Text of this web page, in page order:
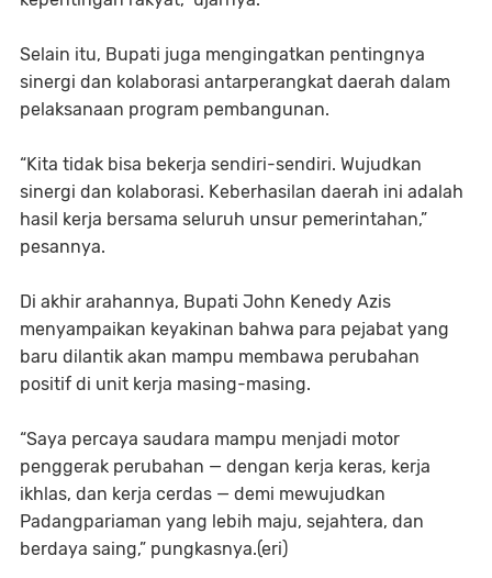
Selain itu, Bupati juga mengingatkan pentingnya
sinergi dan kolaborasi antarperangkat daerah dalam
pelaksanaan program pembangunan.
“Kita tidak bisa bekerja sendiri-sendiri. Wujudkan
sinergi dan kolaborasi. Keberhasilan daerah ini adalah
hasil kerja bersama seluruh unsur pemerintahan,”
pesannya.
Di akhir arahannya, Bupati John Kenedy Azis
menyampaikan keyakinan bahwa para pejabat yang
baru dilantik akan mampu membawa perubahan
positif di unit kerja masing-masing.
“Saya percaya saudara mampu menjadi motor
penggerak perubahan — dengan kerja keras, kerja
ikhlas, dan kerja cerdas — demi mewujudkan
Padangpariaman yang lebih maju, sejahtera, dan
berdaya saing,” pungkasnya.(eri)